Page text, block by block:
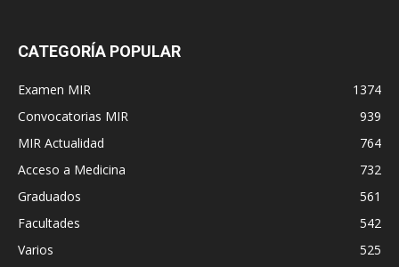
CATEGORÍA POPULAR
Examen MIR
1374
Convocatorias MIR
939
MIR Actualidad
764
Acceso a Medicina
732
Graduados
561
Facultades
542
Varios
525